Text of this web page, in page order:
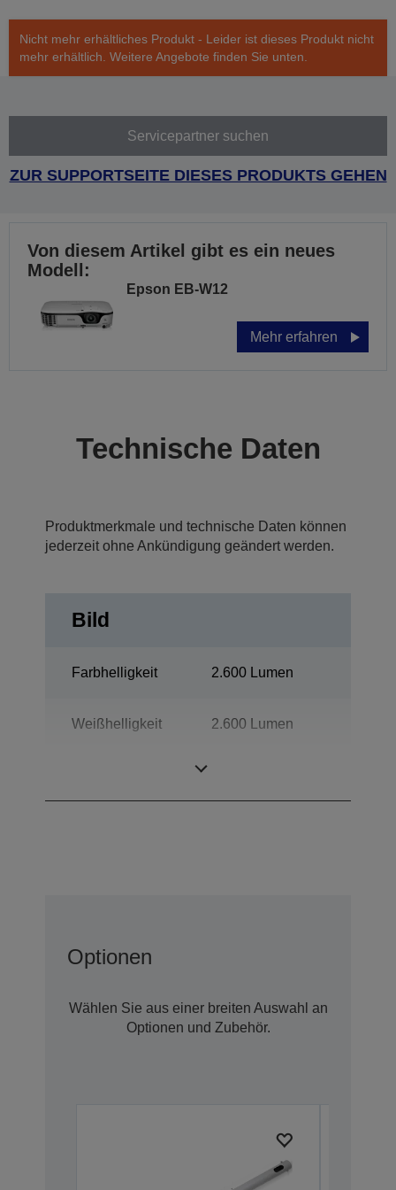
Nicht mehr erhältliches Produkt - Leider ist dieses Produkt nicht
mehr erhältlich. Weitere Angebote finden Sie unten.
Servicepartner suchen
ZUR SUPPORTSEITE DIESES PRODUKTS GEHEN
Von diesem Artikel gibt es ein neues
Modell:
Epson EB-W12
Mehr erfahren
Technische Daten
Produktmerkmale und technische Daten können
jederzeit ohne Ankündigung geändert werden.
Bild
Farbhelligkeit 2.600 Lumen
Weißhelligkeit 2.600 Lumen
Optionen
Wählen Sie aus einer breiten Auswahl an
Optionen und Zubehör.